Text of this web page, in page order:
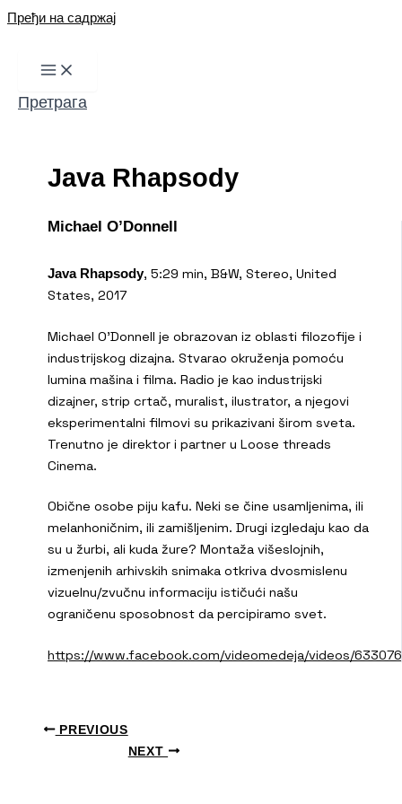
Пређи на садржај
Претрага
Java Rhapsody
Michael O’Donnell
Java Rhapsody, 5:29 min, B&W, Stereo, United
States, 2017
Michael O’Donnell je obrazovan iz oblasti filozofije i
industrijskog dizajna. Stvarao okruženja pomoću
lumina mašina i filma. Radio je kao industrijski
dizajner, strip crtač, muralist, ilustrator, a njegovi
eksperimentalni filmovi su prikazivani širom sveta.
Trenutno je direktor i partner u Loose threads
Cinema.
Obične osobe piju kafu. Neki se čine usamljenima, ili
melanhoničnim, ili zamišljenim. Drugi izgledaju kao da
su u žurbi, ali kuda žure? Montaža višeslojnih,
izmenjenih arhivskih snimaka otkriva dvosmislenu
vizuelnu/zvučnu informaciju ističući našu
ograničenu sposobnost da percipiramo svet.
https://www.facebook.com/videomedeja/videos/
PREVIOUS
NEXT